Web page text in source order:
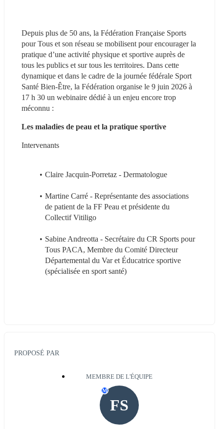
Depuis plus de 50 ans, la Fédération Française Sports
pour Tous et son réseau se mobilisent pour encourager la
pratique d’une activité physique et sportive auprès de
tous les publics et sur tous les territoires. Dans cette
dynamique et dans le cadre de la journée fédérale Sport
Santé Bien-Être, la Fédération organise le 9 juin 2026 à
17 h 30 un webinaire dédié à un enjeu encore trop
méconnu :
Les maladies de peau et la pratique sportive
Intervenants
Claire Jacquin-Porretaz - Dermatologue
Martine Carré - Représentante des associations
de patient de la FF Peau et présidente du
Collectif Vitiligo
Sabine Andreotta - Secrétaire du CR Sports pour
Tous PACA, Membre du Comité Directeur
Départemental du Var et Éducatrice sportive
(spécialisée en sport santé)
PROPOSÉ PAR
MEMBRE DE L'ÉQUIPE
FS
M